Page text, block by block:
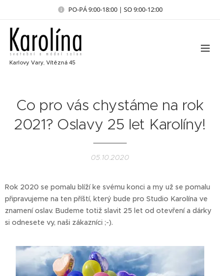
PO-PÁ 9:00-18:00 | SO 9:00-12:00
Karlovy Vary, Vítězná 45
Co pro vás chystáme na rok
2021? Oslavy 25 let Karolíny!
05.10.2020
Rok 2020 se pomalu blíží ke svému konci a my už se pomalu
připravujeme na ten příští, který bude pro Studio Karolína ve
znamení oslav. Budeme totiž slavit 25 let od otevření a dárky
si odnesete vy, naši zákazníci ;-).